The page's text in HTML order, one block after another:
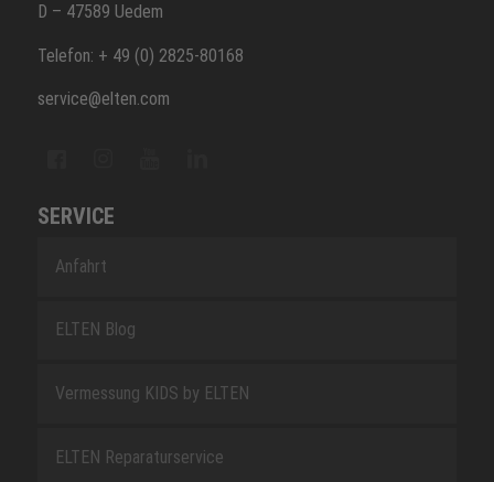
D – 47589 Uedem
Telefon: + 49 (0) 2825-80168
service@elten.com
SERVICE
Anfahrt
ELTEN Blog
Vermessung KIDS by ELTEN
ELTEN Reparaturservice